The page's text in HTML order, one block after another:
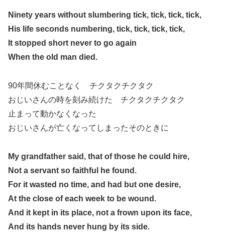
Ninety years without slumbering tick, tick, tick, tick,
His life seconds numbering, tick, tick, tick, tick,
It stopped short never to go again
When the old man died.
90年間休むことなく チクタクチクタク
おじいさんの時を刻み続けた チクタクチクタク
止まって動かなくなった
おじいさんが亡くなってしまったそのときに
My grandfather said, that of those he could hire,
Not a servant so faithful he found.
For it wasted no time, and had but one desire,
At the close of each week to be wound.
And it kept in its place, not a frown upon its face,
And its hands never hung by its side.